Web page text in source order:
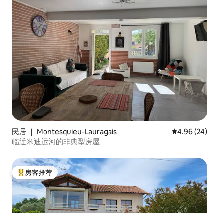
民居 ｜ Montesquieu-Lauragais 平均评分 4.96
4.96 (24)
临近米迪运河的非典型房屋
热门「房客推荐」
房客推荐